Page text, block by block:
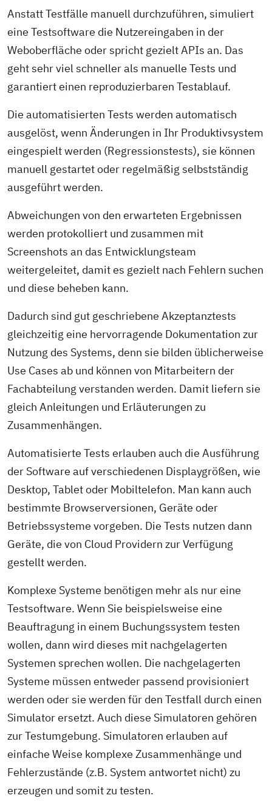
Anstatt Testfälle manuell durchzuführen, simuliert
eine Testsoftware die Nutzer­eingaben in der
Weboberfläche oder spricht gezielt APIs an. Das
geht sehr viel schneller als manuelle Tests und
garantiert einen reproduzierbaren Testablauf.
Die automatisierten Tests werden automatisch
ausgelöst, wenn Änderungen in Ihr Produktivsystem
eingespielt werden (Regressionstests), sie können
manuell gestartet oder regelmäßig selbstständig
ausgeführt werden.
Abweichungen von den erwarteten Ergebnissen
werden protokolliert und zusammen mit
Screenshots an das Entwicklungs­team
weitergeleitet, damit es gezielt nach Fehlern suchen
und diese beheben kann.
Dadurch sind gut geschriebene Akzeptanz­tests
gleichzeitig eine hervorragende Dokumentation zur
Nutzung des Systems, denn sie bilden üblicherweise
Use Cases ab und können von Mitarbeitern der
Fachabteilung verstanden werden. Damit liefern sie
gleich Anleitungen und Erläuterungen zu
Zusammenhängen.
Automatisierte Tests erlauben auch die Ausführung
der Software auf verschiedenen Displaygrößen, wie
Desktop, Tablet oder Mobiltelefon. Man kann auch
bestimmte Browserversionen, Geräte oder
Betriebssysteme vorgeben. Die Tests nutzen dann
Geräte, die von Cloud Providern zur Verfügung
gestellt werden.
Komplexe Systeme benötigen mehr als nur eine
Testsoftware. Wenn Sie beispielsweise eine
Beauftragung in einem Buchungssystem testen
wollen, dann wird dieses mit nachgelagerten
Systemen sprechen wollen. Die nachgelagerten
Systeme müssen entweder passend provisioniert
werden oder sie werden für den Testfall durch einen
Simulator ersetzt. Auch diese Simulatoren gehören
zur Testumgebung. Simulatoren erlauben auf
einfache Weise komplexe Zusammenhänge und
Fehlerzustände (z.B. System antwortet nicht) zu
erzeugen und somit zu testen.